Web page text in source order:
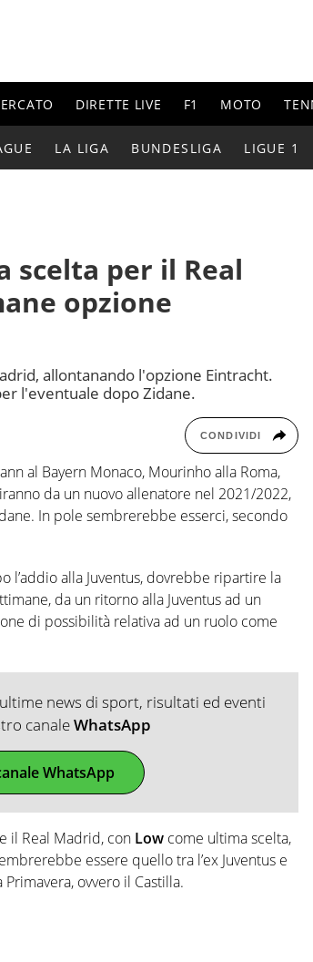
DIRETTE LIVE F1 MOTO
LA LIGA BUNDESLIGA LIGUE 1
scelta per il Real
opzione
allontanando l'opzione Eintracht.
l'eventuale dopo Zidane.
CONDIVIDI
al Bayern Monaco, Mourinho alla Roma,
da un nuovo allenatore nel 2021/2022,
In pole sembrerebbe esserci, secondo
l’addio alla Juventus, dovrebbe ripartire la
da un ritorno alla Juventus ad un
di possibilità relativa ad un ruolo come
news di sport, risultati ed eventi
canaleWhatsApp
WhatsApp
il Real Madrid, con Low come ultima scelta,
essere quello tra l’ex Juventus e
ovvero il Castilla.